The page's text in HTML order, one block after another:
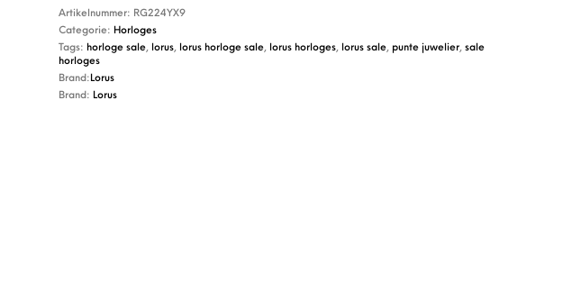
Artikelnummer: RG224YX9
Categorie: Horloges
Tags: horloge sale, lorus, lorus horloge sale, lorus horloges, lorus sale, punte juwelier, sale
horloges
Brand: Lorus
Brand: Lorus